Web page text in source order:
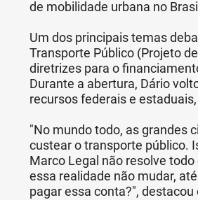
de mobilidade urbana no
Um dos principais temas
Transporte Público (Projeto
diretrizes para o
Durante a abertura, Dário
recursos federais e
"No mundo todo, as grandes
custear o transporte público.
Marco Legal não resolve
essa realidade não mudar,
pagar essa conta?", destacou